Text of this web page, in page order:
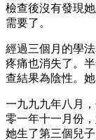
檢查後沒有發現
需要了。
經過三個月的學
疼痛也消失了。
查結果為陰性。
一九九九年八月
零一年十一月份
她生了第三個兒子